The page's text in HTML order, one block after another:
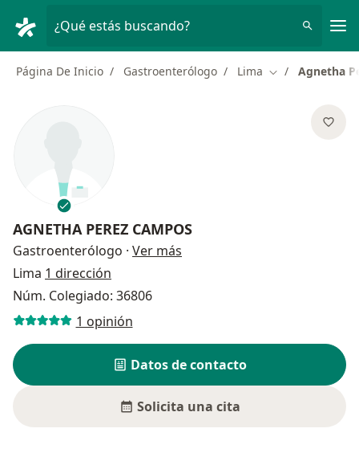
¿Qué estás buscando?
Página De Inicio Gastroenterólogo Lima Cambiar de
Agnetha
AGNETHA PEREZ CAMPOS
Gastroenterólogo · Ver más
Lima 1 dirección
Núm. Colegiado: 36806
1 opinión
Datos de contacto
Solicita una cita